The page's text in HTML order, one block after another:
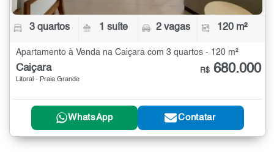
3 quartos 1 suíte 2 vagas 120 m²
Apartamento à Venda na Caiçara com 3 quartos - 120 m²
Caiçara
Litoral - Praia Grande
R$ 680.000
WhatsApp Contatar